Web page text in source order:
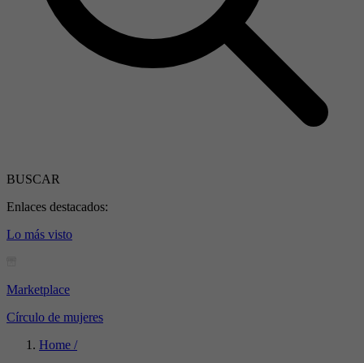
BUSCAR
Enlaces destacados:
Lo más visto
Marketplace
Círculo de mujeres
Home /